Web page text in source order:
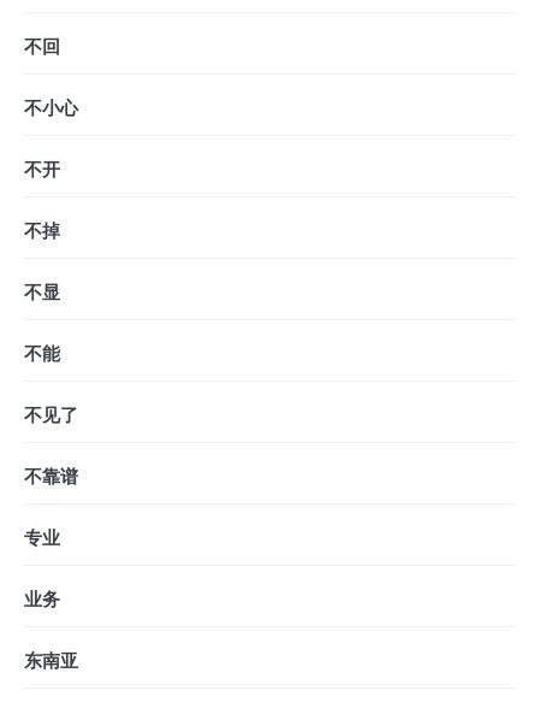
不回
不小心
不开
不掉
不显
不能
不见了
不靠谱
专业
业务
东南亚